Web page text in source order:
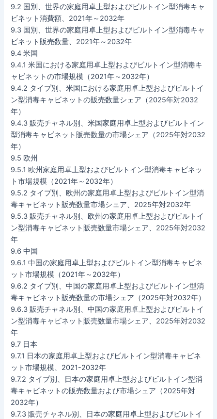
9.2 国別、世界の家庭用卓上型およびビルトイン型消毒キャ
ビネット消費額、2021年～2032年
9.3 国別、世界の家庭用卓上型およびビルトイン型消毒キャ
ビネット販売数量、2021年～2032年
9.4 米国
9.4.1 米国における家庭用卓上型およびビルトイン型消毒キ
ャビネットの市場規模（2021年～2032年）
9.4.2 タイプ別、米国における家庭用卓上型およびビルトイ
ン型消毒キャビネットの販売数量シェア（2025年対2032
年）
9.4.3 販売チャネル別、米国家庭用卓上型およびビルトイン
型消毒キャビネット販売数量の市場シェア（2025年対2032
年）
9.5 欧州
9.5.1 欧州家庭用卓上型およびビルトイン型消毒キャビネッ
ト市場規模（2021年～2032年）
9.5.2 タイプ別、欧州の家庭用卓上型およびビルトイン型消
毒キャビネット販売数量市場シェア、2025年対2032年
9.5.3 販売チャネル別、欧州の家庭用卓上型およびビルトイ
ン型消毒キャビネット販売数量市場シェア、2025年対2032
年
9.6 中国
9.6.1 中国の家庭用卓上型およびビルトイン型消毒キャビネ
ット市場規模（2021年～2032年）
9.6.2 タイプ別、中国の家庭用卓上型およびビルトイン型消
毒キャビネット販売数量の市場シェア（2025年対2032年）
9.6.3 販売チャネル別、中国の家庭用卓上型およびビルトイ
ン型消毒キャビネット販売数量市場シェア、2025年対2032
年
9.7 日本
9.7.1 日本の家庭用卓上型およびビルトイン型消毒キャビネ
ット市場規模、2021-2032年
9.7.2 タイプ別、日本の家庭用卓上型およびビルトイン型消
毒キャビネットの販売数量および市場シェア（2025年対
2032年）
9.7.3 販売チャネル別、日本の家庭用卓上型およびビルトイ